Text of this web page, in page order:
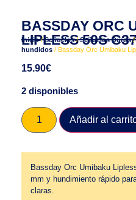
BASSDAY ORC
LIPLESS 50S
Inicio/Señuelos/Señuelos Duros/
hundidos / Bassday Orc Umibaku
15.90€
2 disponibles
Añadir al
Bassday Orc Umibaku
mm y hundimiento rápido
claras.